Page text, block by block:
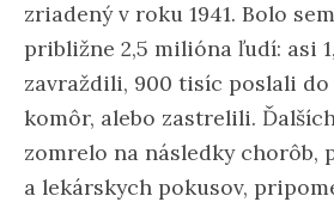
zriadený v roku 1941. Bolo
približne 2,5 milióna ľudí: asi
zavraždili, 900 tisíc poslali
komôr, alebo zastrelili.
zomrelo na následky chorôb,
a lekárskych pokusov,